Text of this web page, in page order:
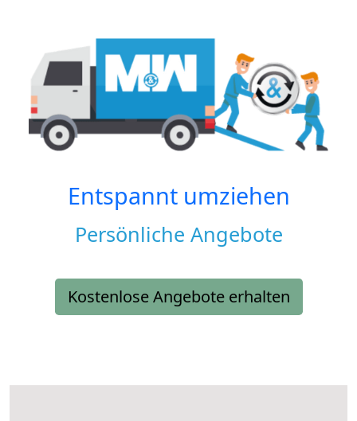
Entspannt umziehen
Persönliche Angebote
Kostenlose Angebote erhalten